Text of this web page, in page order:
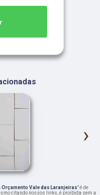
›
Vale das Laranjeiras" é de
citando nossos links, é proibida sem a